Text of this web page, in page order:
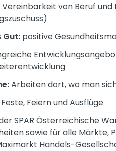
Vereinbarkeit von Beruf
Gut: positive
Arbeiten dort, wo man
Feste, Feiern und Ausflüge
SPAR Österreichische
sowie für alle Märkte,
Handels-